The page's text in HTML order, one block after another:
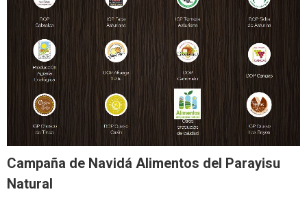
Campaña de Navidá Alimentos del Parayisu
Natural